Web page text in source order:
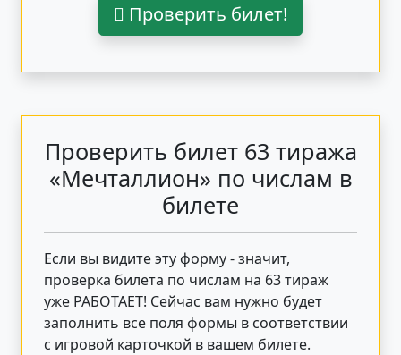
Проверить билет!
Проверить билет 63 тиража
«Мечталлион» по числам в
билете
Если вы видите эту форму - значит,
проверка билета по числам на 63 тираж
уже РАБОТАЕТ! Сейчас вам нужно будет
заполнить все поля формы в соответствии
с игровой карточкой в вашем билете.